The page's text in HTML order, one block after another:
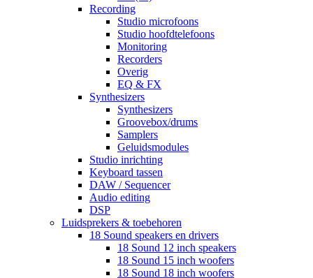
Recording
Studio microfoons
Studio hoofdtelefoons
Monitoring
Recorders
Overig
EQ & FX
Synthesizers
Synthesizers
Groovebox/drums
Samplers
Geluidsmodules
Studio inrichting
Keyboard tassen
DAW / Sequencer
Audio editing
DSP
Luidsprekers & toebehoren
18 Sound speakers en drivers
18 Sound 12 inch speakers
18 Sound 15 inch woofers
18 Sound 18 inch woofers